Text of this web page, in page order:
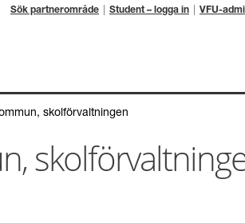
Sök partnerområde Student – logga in VFU-
skolförvaltningen